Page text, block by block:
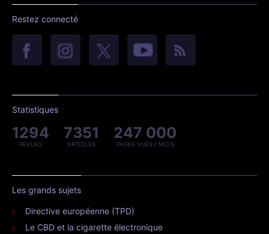
Restez connecté
Statistiques
1294
REVUES
7351
ARTICLES
247 000
PAGES VUES / MOIS
Les grands sujets
Directive européenne (TPD)
Le CBD et la cigarette électronique